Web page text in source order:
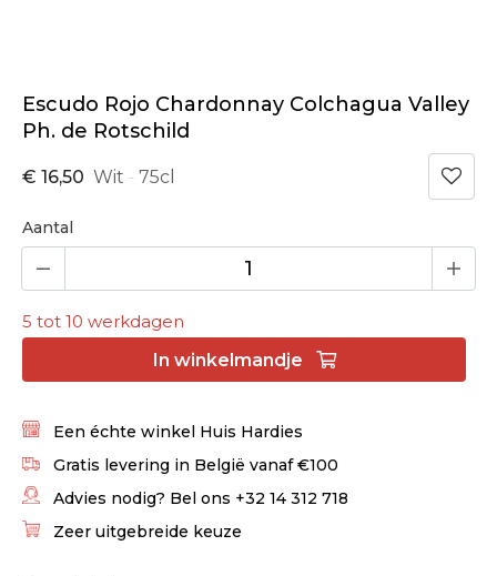
Escudo Rojo Chardonnay Colchagua Valley
Ph. de Rotschild
€ 16,50 Wit - 75cl
Aantal
5 tot 10 werkdagen
In winkelmandje
Een échte winkel Huis Hardies
Gratis levering in België vanaf €100
Advies nodig? Bel ons +32 14 312 718
Zeer uitgebreide keuze